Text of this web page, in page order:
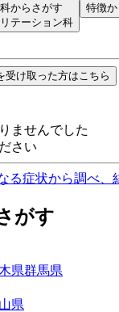
からさがす
テーション科
特徴
受け取った方はこちら
ませんでした
さい
る症状から調べ、
がす
県群馬県
県